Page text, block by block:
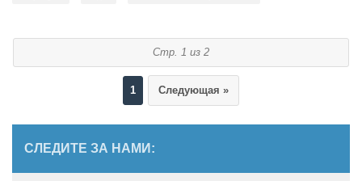
Стр. 1 из 2
1 Следующая »
СЛЕДИТЕ ЗА НАМИ: